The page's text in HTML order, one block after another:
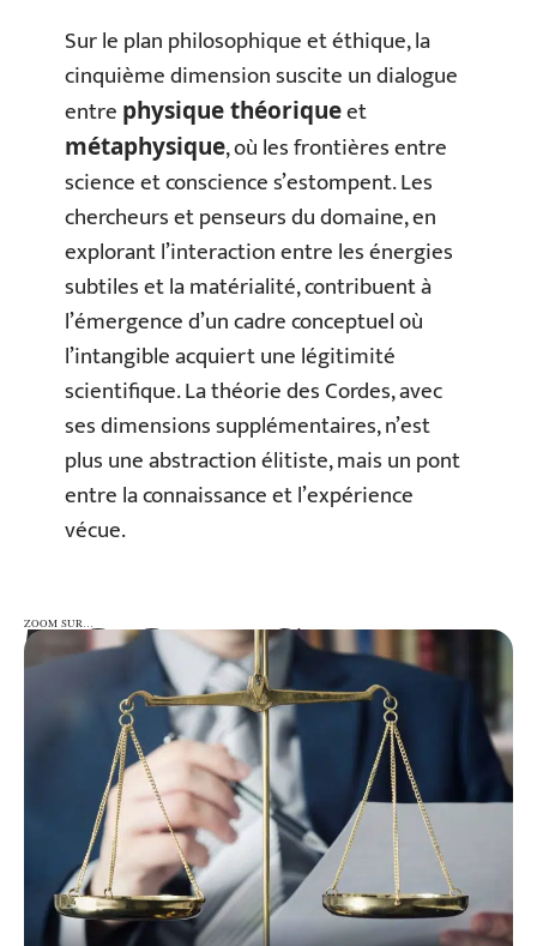
Sur le plan philosophique et éthique, la
cinquième dimension suscite un dialogue
entre physique théoriqueet
métaphysique, où les frontières entre
science et conscience s’estompent. Les
chercheurs et penseurs du domaine, en
explorant l’interaction entre les énergies
subtiles et la matérialité, contribuent à
l’émergence d’un cadre conceptuel où
l’intangible acquiert une légitimité
scientifique. La théorie des Cordes, avec
ses dimensions supplémentaires, n’est
plus une abstraction élitiste, mais un pont
entre la connaissance et l’expérience
vécue.
ZOOM SUR…
ZOOM SUR…